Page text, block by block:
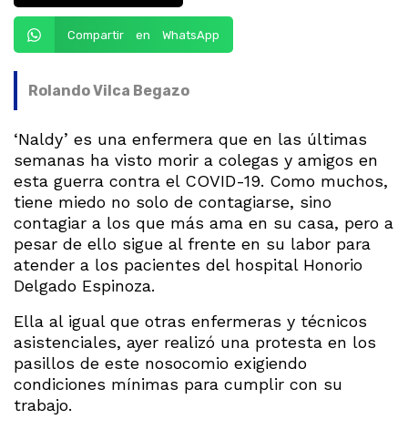
Compartir en WhatsApp
Rolando Vilca Begazo
‘Naldy’ es una enfermera que en las últimas
semanas ha visto morir a colegas y amigos en
esta guerra contra el COVID-19. Como muchos,
tiene miedo no solo de contagiarse, sino
contagiar a los que más ama en su casa, pero a
pesar de ello sigue al frente en su labor para
atender a los pacientes del hospital Honorio
Delgado Espinoza.
Ella al igual que otras enfermeras y técnicos
asistenciales, ayer realizó una protesta en los
pasillos de este nosocomio exigiendo
condiciones mínimas para cumplir con su
trabajo.